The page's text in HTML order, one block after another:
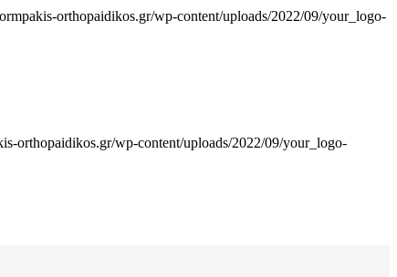
orthopaidikos.gr/wp-content/uploads/2022/09/your_logo-
orthopaidikos.gr/wp-content/uploads/2022/09/your_logo-